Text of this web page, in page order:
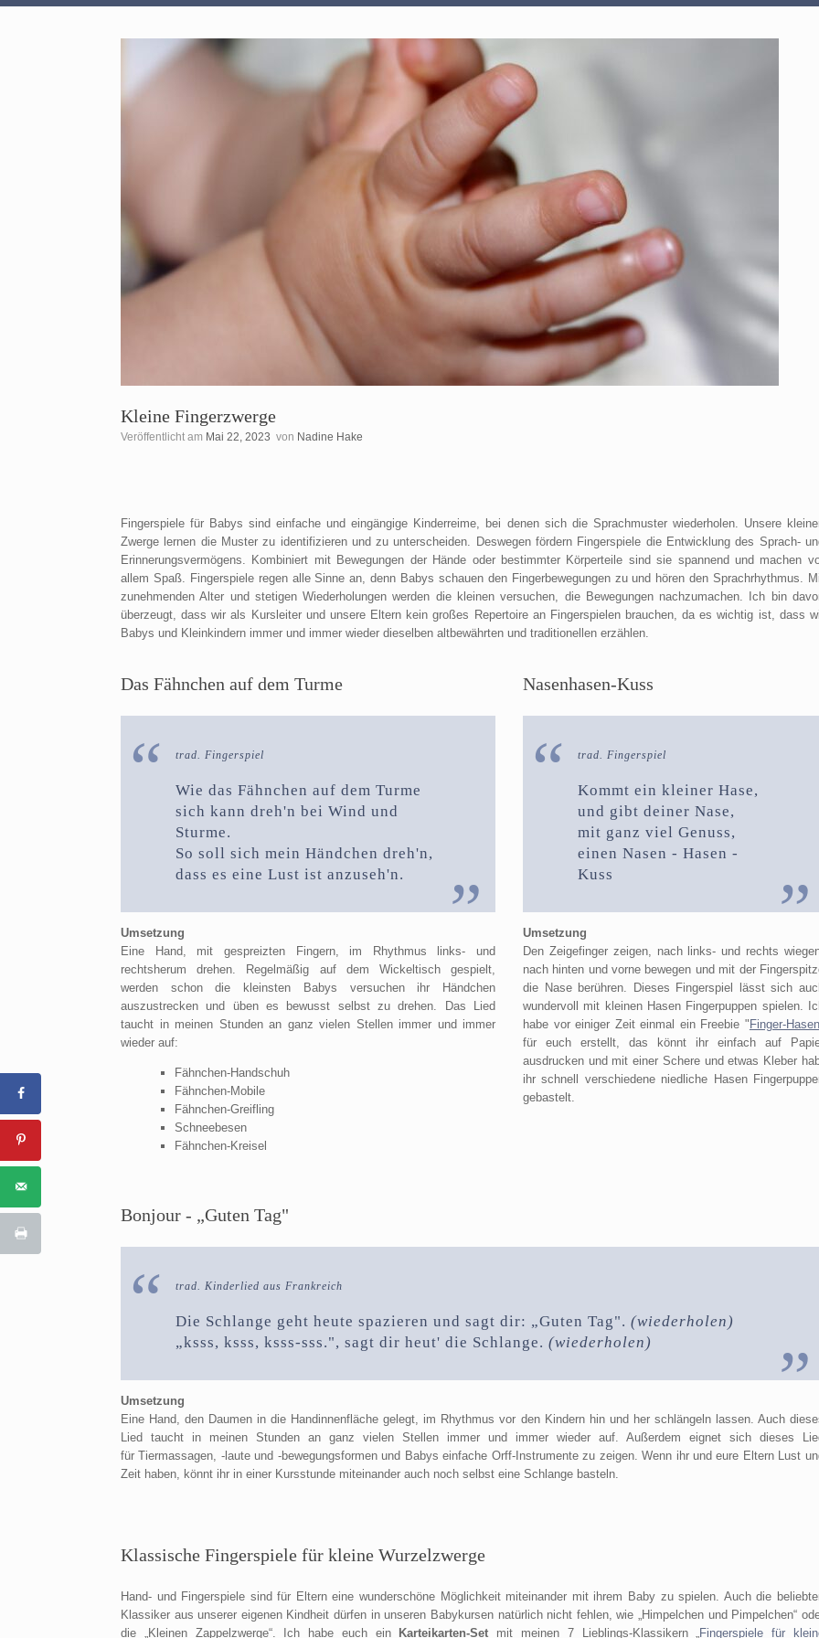
Kleine Fingerzwerge
Veröffentlicht am Mai 22, 2023 von Nadine Hake
Fingerspiele für Babys sind einfache und eingängige Kinderreime, bei denen sich die Sprachmuster wiederholen. Unsere
Zwerge lernen die Muster zu identifizieren und zu unterscheiden. Deswegen fördern Fingerspiele die Entwicklung des Sprach-
Erinnerungsvermögens. Kombiniert mit Bewegungen der Hände oder bestimmter Körperteile sind sie spannend und machen
allem Spaß. Fingerspiele regen alle Sinne an, denn Babys schauen den Fingerbewegungen zu und hören den Sprachrhythmus.
zunehmenden Alter und stetigen Wiederholungen werden die kleinen versuchen, die Bewegungen nachzumachen. Ich bin
überzeugt, dass wir als Kursleiter und unsere Eltern kein großes Repertoire an Fingerspielen brauchen, da es wichtig ist, dass
Babys und Kleinkindern immer und immer wieder dieselben altbewährten und traditionellen erzählen.
Das Fähnchen auf dem Turme
trad. Fingerspiel
Wie das Fähnchen auf dem Turme
sich kann dreh'n bei Wind und
Sturme.
So soll sich mein Händchen dreh'n,
dass es eine Lust ist anzuseh'n.
Umsetzung
Eine Hand, mit gespreizten Fingern, im Rhythmus links- und
rechtsherum drehen. Regelmäßig auf dem Wickeltisch gespielt,
werden schon die kleinsten Babys versuchen ihr Händchen
auszustrecken und üben es bewusst selbst zu drehen. Das Lied
taucht in meinen Stunden an ganz vielen Stellen immer und immer
wieder auf:
Fähnchen-Handschuh
Fähnchen-Mobile
Fähnchen-Greifling
Schneebesen
Fähnchen-Kreisel
Nasenhasen-Kuss
trad. Fingerspiel
Kommt ein kleiner Hase,
und gibt deiner Nase,
mit ganz viel Genuss,
einen Nasen - Hasen -
Kuss
Umsetzung
Den Zeigefinger zeigen, nach links- und rechts
nach hinten und vorne bewegen und mit der
die Nase berühren. Dieses Fingerspiel lässt sich
wundervoll mit kleinen Hasen Fingerpuppen spielen.
habe vor einiger Zeit einmal ein Freebie " Finger-Hasen
für euch erstellt, das könnt ihr einfach auf
ausdrucken und mit einer Schere und etwas Kleber
ihr schnell verschiedene niedliche Hasen
gebastelt.
Bonjour - „Guten Tag"
trad. Kinderlied aus Frankreich
Die Schlange geht heute spazieren und sagt dir: „Guten Tag". (wiederholen)
„ksss, ksss, ksss-sss.", sagt dir heut' die Schlange. (wiederholen)
Umsetzung
Eine Hand, den Daumen in die Handinnenfläche gelegt, im Rhythmus vor den Kindern hin und her schlängeln lassen. Auch
Lied taucht in meinen Stunden an ganz vielen Stellen immer und immer wieder auf. Außerdem eignet sich dieses
für Tiermassagen, -laute und -bewegungsformen und Babys einfache Orff-Instrumente zu zeigen. Wenn ihr und eure Eltern Lust
Zeit haben, könnt ihr in einer Kursstunde miteinander auch noch selbst eine Schlange basteln.
Klassische Fingerspiele für kleine Wurzelzwerge
Hand- und Fingerspiele sind für Eltern eine wunderschöne Möglichkeit miteinander mit ihrem Baby zu spielen. Auch die
Klassiker aus unserer eigenen Kindheit dürfen in unseren Babykursen natürlich nicht fehlen, wie „Himpelchen und Pimpelchen“
die „Kleinen Zappelzwerge“. Ich habe euch ein Karteikarten-Set mit meinen 7 Lieblings-Klassikern „ Fingerspiele für